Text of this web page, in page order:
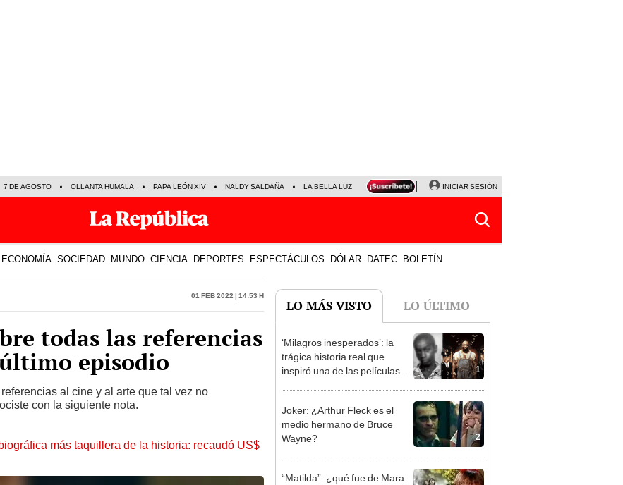
7 DE AGOSTO OLLANTA HUMALA PAPA LEÓN XIV NALDY SALDAÑA LA BELLA LUZ MAGALY MEDINA SINUANO RESULTADOS HOY
INICIAR SESIÓN
ECONOMÍA SOCIEDAD MUNDO CIENCIA DEPORTES ESPECTÁCULOS DÓLAR DATEC BOLETÍN
01 Feb 2022 | 14:53 h
todas las referencias
episodio
al cine y al arte que tal vez no
con la siguiente nota.
más taquillera de la historia: recaudó US$
LO MÁS VISTO LO ÚLTIMO
1
‘Milagros inesperados’: la
trágica historia real que
inspiró una de las películas
2
Joker: ¿Arthur Fleck es el
medio hermano de Bruce
Wayne?
“Matilda”: ¿qué fue de Mara